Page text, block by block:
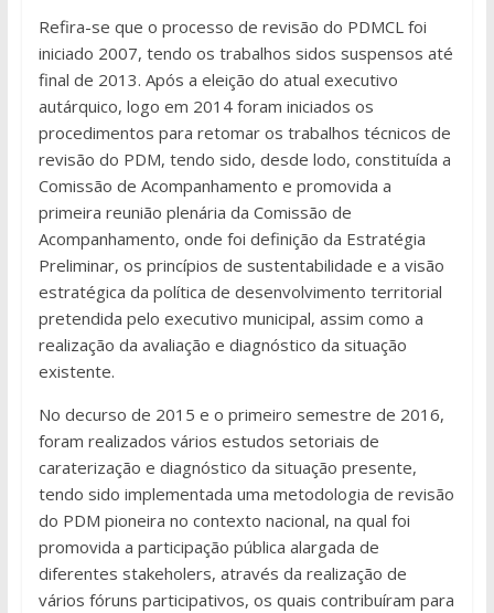
Refira-se que o processo de revisão do PDMCL foi
iniciado 2007, tendo os trabalhos sidos suspensos até
final de 2013. Após a eleição do atual executivo
autárquico, logo em 2014 foram iniciados os
procedimentos para retomar os trabalhos técnicos de
revisão do PDM, tendo sido, desde lodo, constituída a
Comissão de Acompanhamento e promovida a
primeira reunião plenária da Comissão de
Acompanhamento, onde foi definição da Estratégia
Preliminar, os princípios de sustentabilidade e a visão
estratégica da política de desenvolvimento territorial
pretendida pelo executivo municipal, assim como a
realização da avaliação e diagnóstico da situação
existente.
No decurso de 2015 e o primeiro semestre de 2016,
foram realizados vários estudos setoriais de
caraterização e diagnóstico da situação presente,
tendo sido implementada uma metodologia de revisão
do PDM pioneira no contexto nacional, na qual foi
promovida a participação pública alargada de
diferentes stakeholers, através da realização de
vários fóruns participativos, os quais contribuíram para